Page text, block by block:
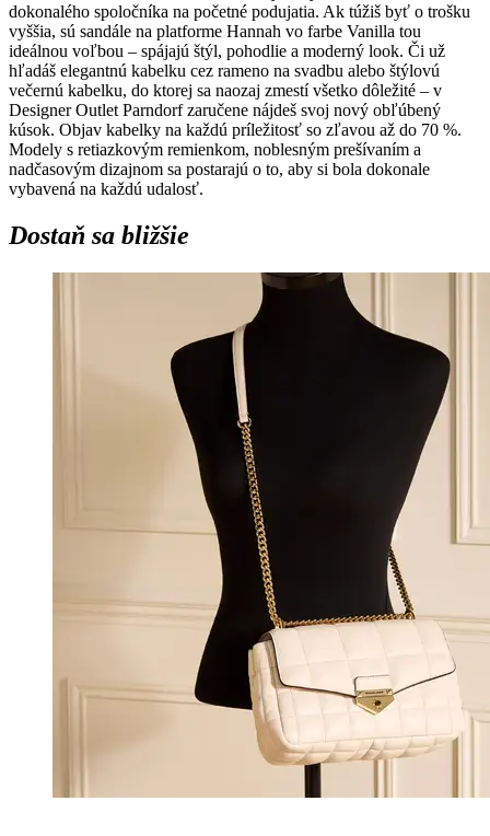
dokonalého spoločníka na početné podujatia. Ak túžiš byť o trošku
vyššia, sú sandále na platforme Hannah vo farbe Vanilla tou
ideálnou voľbou – spájajú štýl, pohodlie a moderný look. Či už
hľadáš elegantnú kabelku cez rameno na svadbu alebo štýlovú
večernú kabelku, do ktorej sa naozaj zmestí všetko dôležité – v
Designer Outlet Parndorf zaručene nájdeš svoj nový obľúbený
kúsok. Objav kabelky na každú príležitosť so zľavou až do 70 %.
Modely s retiazkovým remienkom, noblesným prešívaním a
nadčasovým dizajnom sa postarajú o to, aby si bola dokonale
vybavená na každú udalosť.
Dostaň sa bližšie